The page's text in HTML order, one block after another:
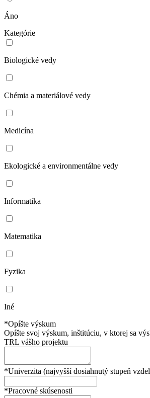
Áno
Kategórie
Biologické vedy
Chémia a materiálové vedy
Medicína
Ekologické a environmentálne vedy
Informatika
Matematika
Fyzika
Iné
*Opíšte výskum
Opíšte svoj výskum, inštitúciu, v ktorej sa
TRL vášho projektu
*Univerzita (najvyšší dosiahnutý stupeň
*Pracovné skúsenosti